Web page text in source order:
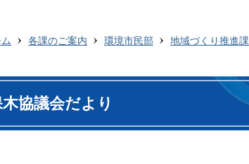
各課のご案内 環境市民部 地域づくり推進課
協議会だより